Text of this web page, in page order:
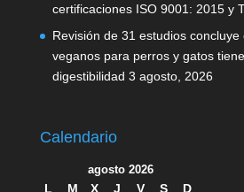
certificaciones ISO 9001: 2015 y
Revisión de 31 estudios
veganos para perros y gatos
digestibilidad 3 agosto, 2026
Calendario
agosto 2026
L M X J V S
D